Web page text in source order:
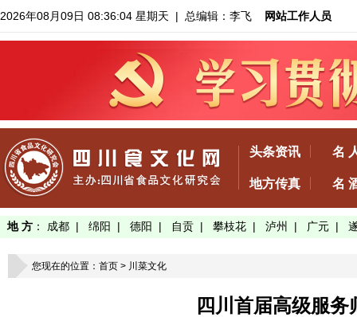
2026年08月09日 08:36:05 星期天 | 总编辑：李飞 网站工作人员
头条资讯 名
地方传真 名
地 方 ： 成都 | 绵阳 | 德阳 | 自贡 | 攀枝花 | 泸州 | 广元 |
您现在的位置： 首页 > 川菜文化
四川首届高级服